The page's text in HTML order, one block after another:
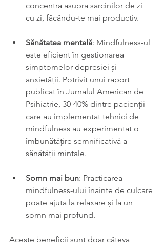
concentra asupra sarcinilor de zi
cu zi, făcându-te mai productiv.
Sănătatea mentală: Mindfulness-ul
este eficient în gestionarea
simptomelor depresiei și
anxietății. Potrivit unui raport
publicat în Jurnalul American de
Psihiatrie, 30-40% dintre pacienții
care au implementat tehnici de
mindfulness au experimentat o
îmbunătățire semnificativă a
sănătății mintale.
Somn mai bun: Practicarea
mindfulness-ului înainte de culcare
poate ajuta la relaxare și la un
somn mai profund.
Aceste beneficii sunt doar câteva